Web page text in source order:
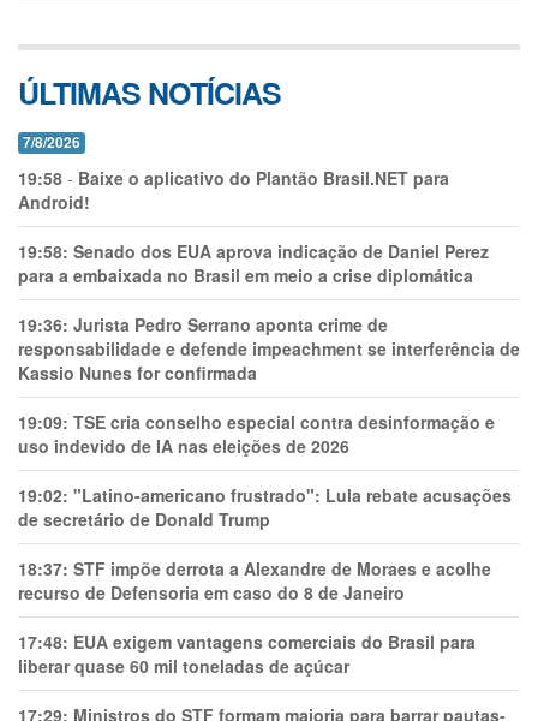
ÚLTIMAS NOTÍCIAS
7/8/2026
19:58 - Baixe o aplicativo do Plantão Brasil.NET para
Android!
19:58: Senado dos EUA aprova indicação de Daniel Perez
para a embaixada no Brasil em meio a crise diplomática
19:36: Jurista Pedro Serrano aponta crime de
responsabilidade e defende impeachment se interferência de
Kassio Nunes for confirmada
19:09: TSE cria conselho especial contra desinformação e
uso indevido de IA nas eleições de 2026
19:02: "Latino-americano frustrado": Lula rebate acusações
de secretário de Donald Trump
18:37: STF impõe derrota a Alexandre de Moraes e acolhe
recurso de Defensoria em caso do 8 de Janeiro
17:48: EUA exigem vantagens comerciais do Brasil para
liberar quase 60 mil toneladas de açúcar
17:29: Ministros do STF formam maioria para barrar pautas-